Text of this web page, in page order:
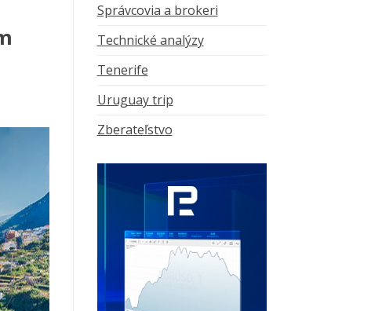
Správcovia a brokeri
Technické analýzy
Tenerife
Uruguay trip
Zberateľstvo